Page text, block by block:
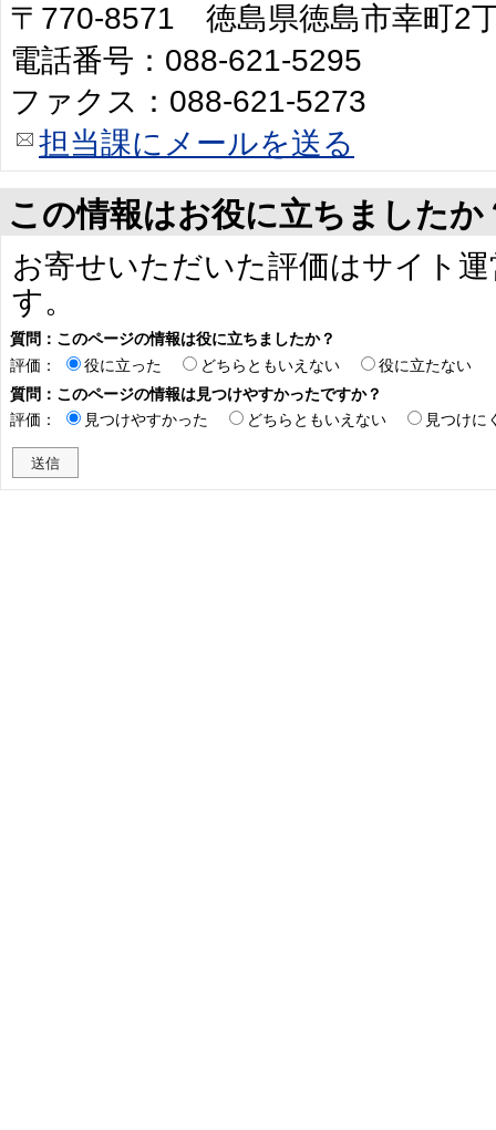
〒770-8571 徳島県徳島市幸町2
電話番号：088-621-5295
ファクス：088-621-5273
担当課にメールを送る
この情報はお役に立ちましたか
お寄せいただいた評価はサイト
す。
質問：このページの情報は役に立ちましたか？
評価：
役に立った どちらともいえない
役に立たない
質問：このページの情報は見つけやすかったですか？
評価：
見つけやすかった どちらともいえない 見つけに